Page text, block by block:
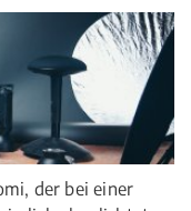
der bei einer